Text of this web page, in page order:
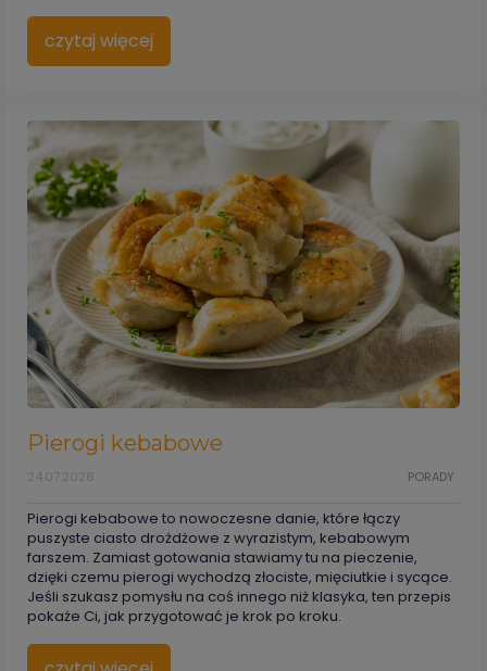
czytaj więcej
Pierogi kebabowe
PORADY
24.07.2026
Pierogi kebabowe to nowoczesne danie, które łączy
puszyste ciasto drożdżowe z wyrazistym, kebabowym
farszem. Zamiast gotowania stawiamy tu na pieczenie,
dzięki czemu pierogi wychodzą złociste, mięciutkie i sycące.
Jeśli szukasz pomysłu na coś innego niż klasyka, ten przepis
pokaże Ci, jak przygotować je krok po kroku.